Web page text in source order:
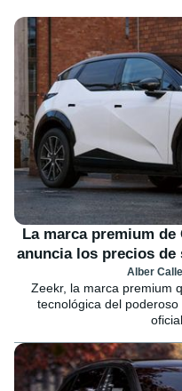
La marca premium de
anuncia los precios de
Alber
Zeekr, la marca premium
tecnológica del